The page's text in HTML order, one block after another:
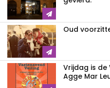
Oud
Vrijdag is de
Agge Mar